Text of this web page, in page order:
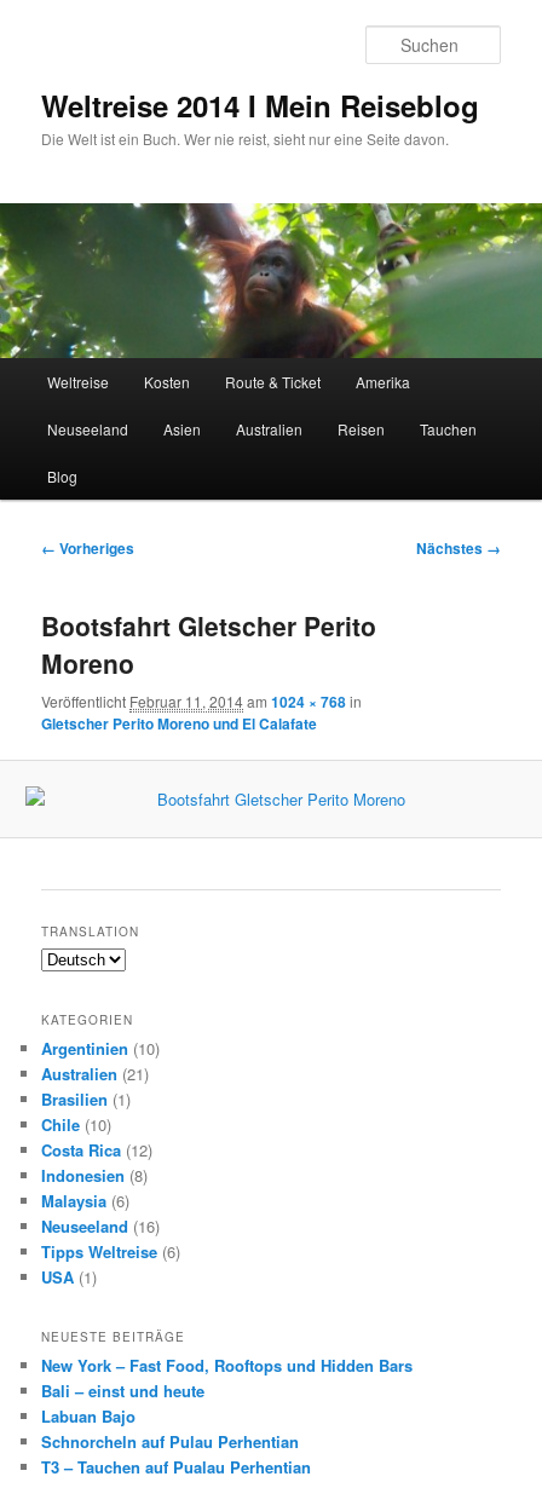
Weltreise 2014 I Mein Reiseblog
Die Welt ist ein Buch. Wer nie reist, sieht nur eine Seite davon.
Weltreise Kosten Route & Ticket Amerika
Neuseeland Asien Australien Reisen Tauchen
Blog
Bilder-
← Vorheriges Nächstes →
Bootsfahrt Gletscher Perito
Moreno
Veröffentlicht Februar 11, 2014am1024 × 768in
Gletscher Perito Moreno und El Calafate
TRANSLATION
KATEGORIEN
Argentinien (10)
Australien (21)
Brasilien (1)
Chile (10)
Costa Rica (12)
Indonesien (8)
Malaysia (6)
Neuseeland (16)
Tipps Weltreise (6)
USA (1)
NEUESTE BEITRÄGE
New York – Fast Food, Rooftops und Hidden Bars
Bali – einst und heute
Labuan Bajo
Schnorcheln auf Pulau Perhentian
T3 – Tauchen auf Pualau Perhentian